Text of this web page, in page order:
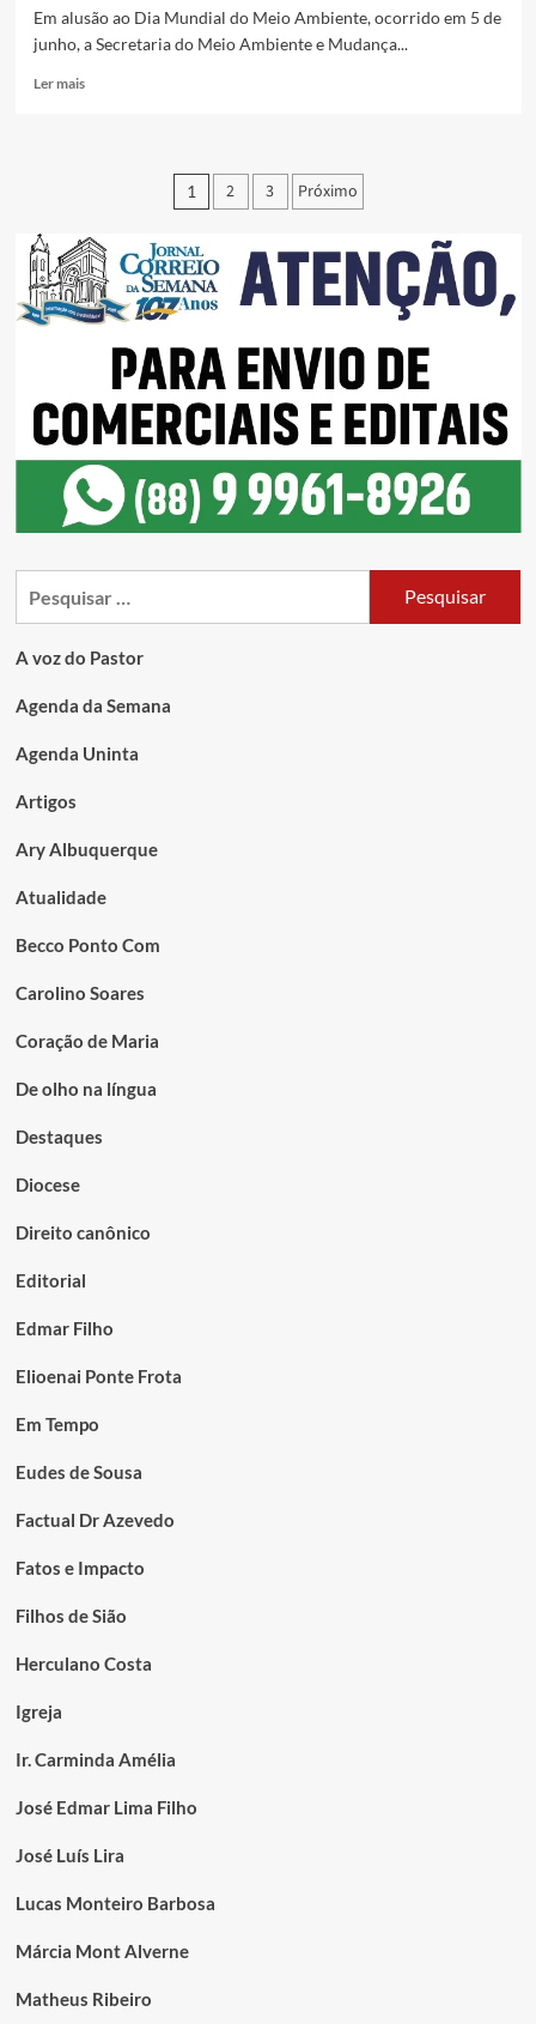
Em alusão ao Dia Mundial do Meio Ambiente, ocorrido em 5 de
junho, a Secretaria do Meio Ambiente e Mudança...
Ler mais
1 2 3 Próximo
A voz do Pastor
Agenda da Semana
Agenda Uninta
Artigos
Ary Albuquerque
Atualidade
Becco Ponto Com
Carolino Soares
Coração de Maria
De olho na língua
Destaques
Diocese
Direito canônico
Editorial
Edmar Filho
Elioenai Ponte Frota
Em Tempo
Eudes de Sousa
Factual Dr Azevedo
Fatos e Impacto
Filhos de Sião
Herculano Costa
Igreja
Ir. Carminda Amélia
José Edmar Lima Filho
José Luís Lira
Lucas Monteiro Barbosa
Márcia Mont Alverne
Matheus Ribeiro